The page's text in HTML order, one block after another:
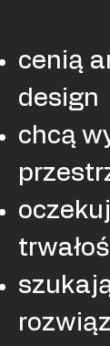
cenią
design
chcą